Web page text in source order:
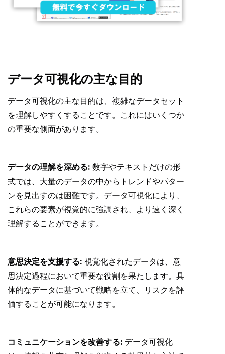
データ可視化の主な目的
データ可視化の主な目的は、複雑なデータセット
を理解しやすくすることです。これにはいくつか
の重要な側面があります。
データの理解を深める: 数字やテキストだけの形
式では、大量のデータの中からトレンドやパター
ンを見出すのは困難です。データ可視化により、
これらの要素が視覚的に強調され、より速く深く
理解することができます。
意思決定を支援する: 視覚化されたデータは、意
思決定過程において重要な役割を果たします。具
体的なデータに基づいて戦略を立て、リスクを評
価することが可能になります。
コミュニケーションを改善する: データ可視化